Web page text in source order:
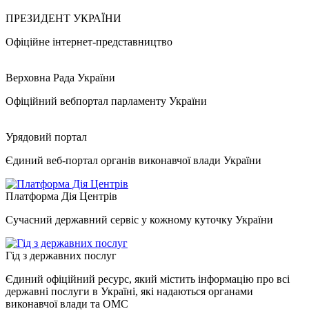
ПРЕЗИДЕНТ УКРАЇНИ
Офіційне інтернет-представництво
Верховна Рада України
Офіційний вебпортал парламенту України
Урядовий портал
Єдиний веб-портал органів виконавчої влади України
Платформа Дія Центрів
Сучасний державний сервіс у кожному куточку України
Гід з державних послуг
Єдиний офіційний ресурс, який містить інформацію про всі
державні послуги в Україні, які надаються органами
виконавчої влади та ОМС